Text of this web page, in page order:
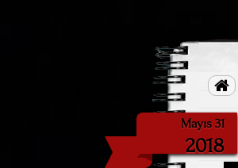

Mayıs 31
2018